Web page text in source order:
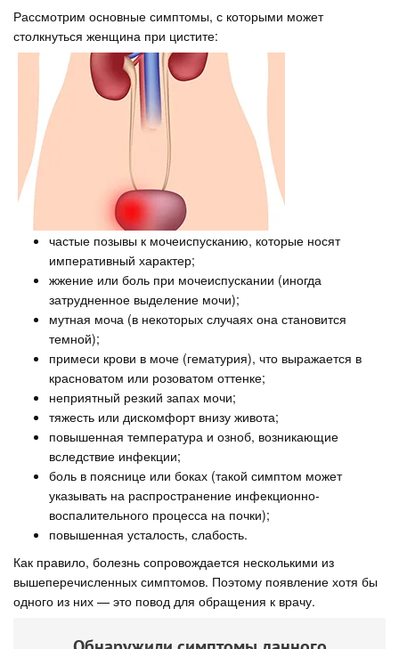
Рассмотрим основные симптомы, с которыми может
столкнуться женщина при цистите:
частые позывы к мочеиспусканию, которые носят
императивный характер;
жжение или боль при мочеиспускании (иногда
затрудненное выделение мочи);
мутная моча (в некоторых случаях она становится
темной);
примеси крови в моче (гематурия), что выражается в
красноватом или розоватом оттенке;
неприятный резкий запах мочи;
тяжесть или дискомфорт внизу живота;
повышенная температура и озноб, возникающие
вследствие инфекции;
боль в пояснице или боках (такой симптом может
указывать на распространение инфекционно-
воспалительного процесса на почки);
повышенная усталость, слабость.
Как правило, болезнь сопровождается несколькими из
вышеперечисленных симптомов. Поэтому появление хотя бы
одного из них — это повод для обращения к врачу.